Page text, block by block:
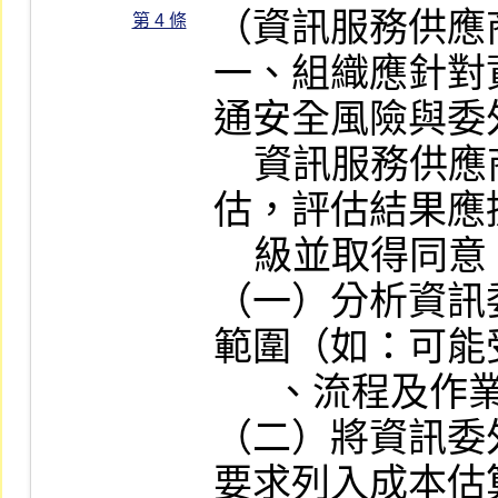
第 4 條
（資訊服務供
一、組織應針
通安全風險與
估，評估結果
（一）分析資
範圍（如：可
（二）將資訊
要求列入成本